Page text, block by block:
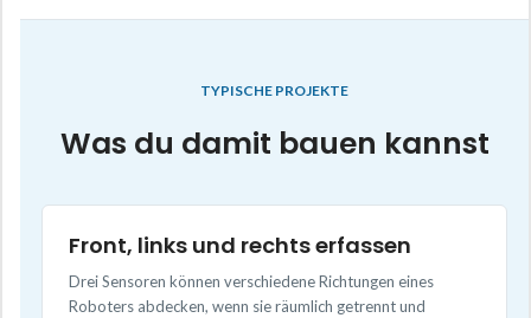
TYPISCHE PROJEKTE
Was du damit bauen kannst
Front, links und rechts erfassen
Drei Sensoren können verschiedene Richtungen eines
Roboters abdecken, wenn sie räumlich getrennt und